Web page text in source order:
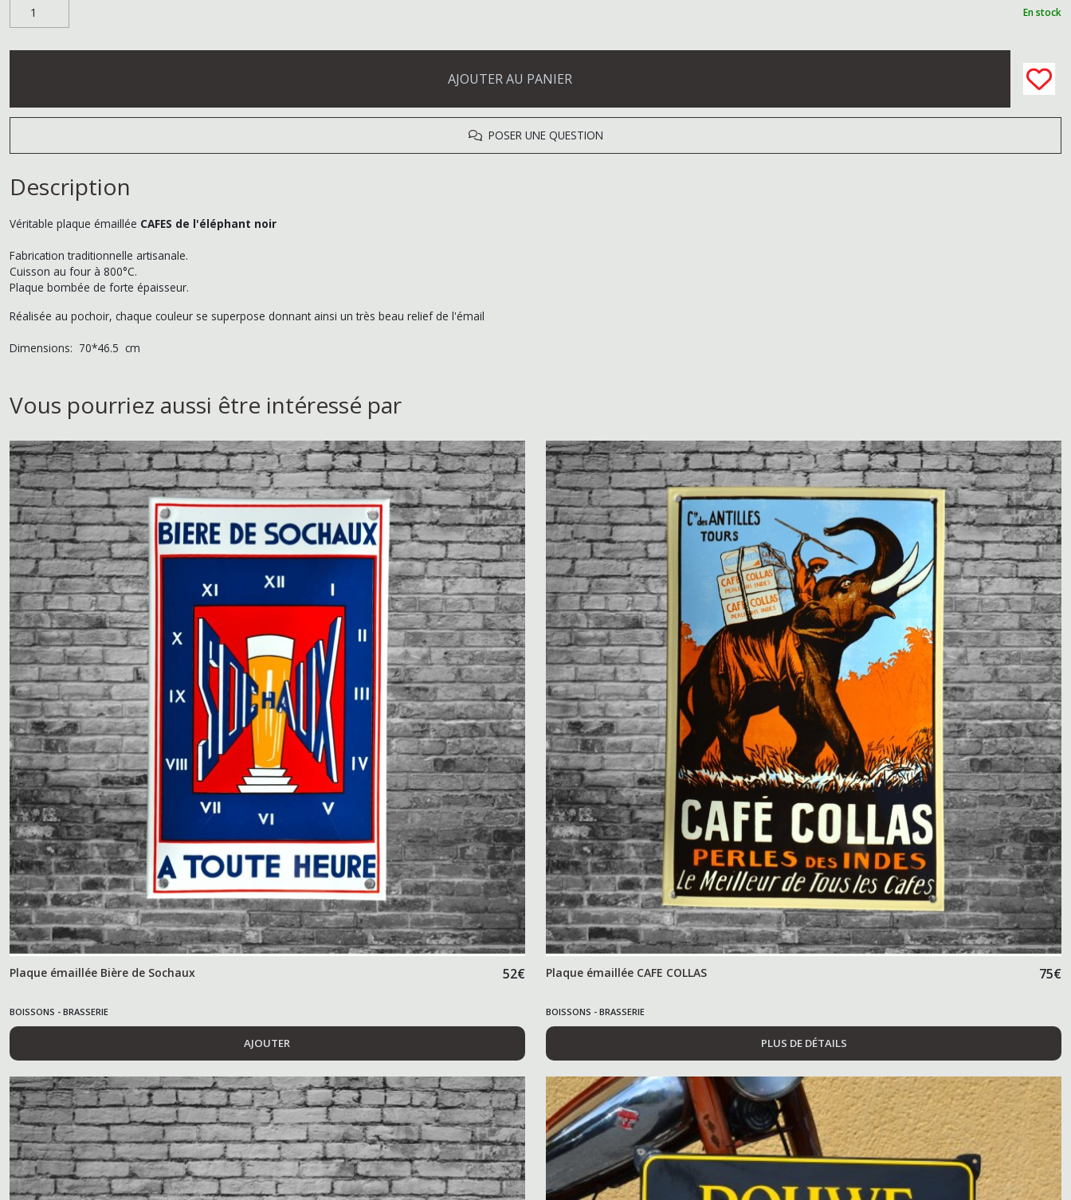
En stock
AJOUTER AU PANIER
POSER UNE QUESTION
Description
Véritable plaque émaillée CAFES de l'éléphant noir
Fabrication traditionnelle artisanale.
Cuisson au four à 800°C.
Plaque bombée de forte épaisseur.
Réalisée au pochoir, chaque couleur se superpose donnant ainsi un très beau relief de l'émail
Dimensions: 70*46.5 cm
Vous pourriez aussi être intéressé par
Plaque émaillée Bière de Sochaux 52€
BOISSONS - BRASSERIE
AJOUTER
Plaque émaillée CAFE COLLAS 75€
BOISSONS - BRASSERIE
PLUS DE DÉTAILS